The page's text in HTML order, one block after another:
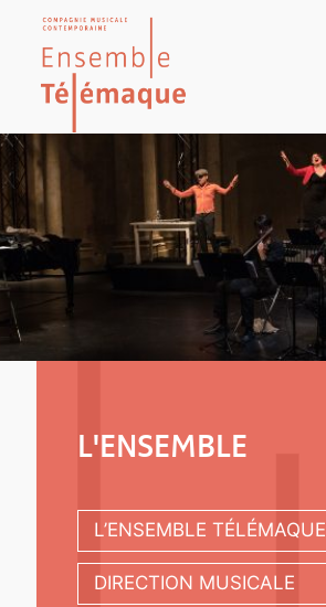
L'ENSEMBLE
L’ENSEMBLE TÉLÉMAQUE
DIRECTION MUSICALE